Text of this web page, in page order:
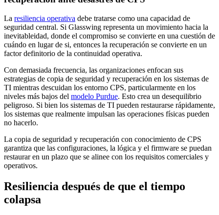
La resiliencia operativa debe tratarse como una capacidad de
seguridad central. Si Glasswing representa un movimiento hacia la
inevitableidad, donde el compromiso se convierte en una cuestión de
cuándo en lugar de si, entonces la recuperación se convierte en un
factor definitorio de la continuidad operativa.
Con demasiada frecuencia, las organizaciones enfocan sus
estrategias de copia de seguridad y recuperación en los sistemas de
TI mientras descuidan los entorno CPS, particularmente en los
niveles más bajos del modelo Purdue. Esto crea un desequilibrio
peligroso. Si bien los sistemas de TI pueden restaurarse rápidamente,
los sistemas que realmente impulsan las operaciones físicas pueden
no hacerlo.
La copia de seguridad y recuperación con conocimiento de CPS
garantiza que las configuraciones, la lógica y el firmware se puedan
restaurar en un plazo que se alinee con los requisitos comerciales y
operativos.
Resiliencia después de que el tiempo
colapsa